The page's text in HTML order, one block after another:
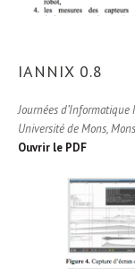
IANNIX 0.8
Journées d’Informatique
Université de Mons,
Ouvrir le PDF